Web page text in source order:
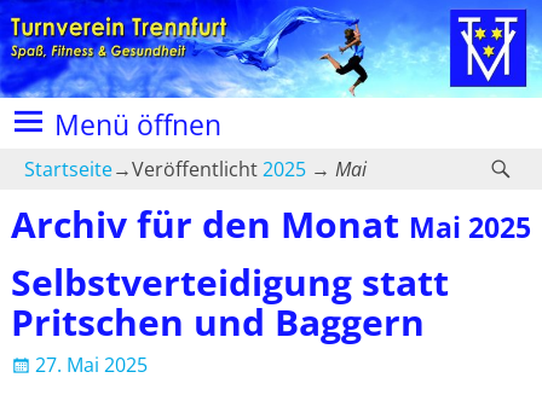
Menü öffnen
Startseite→Veröffentlicht2025 → Mai
Archiv für den Monat Mai 2025
Selbstverteidigung statt
Pritschen und Baggern
27. Mai 2025